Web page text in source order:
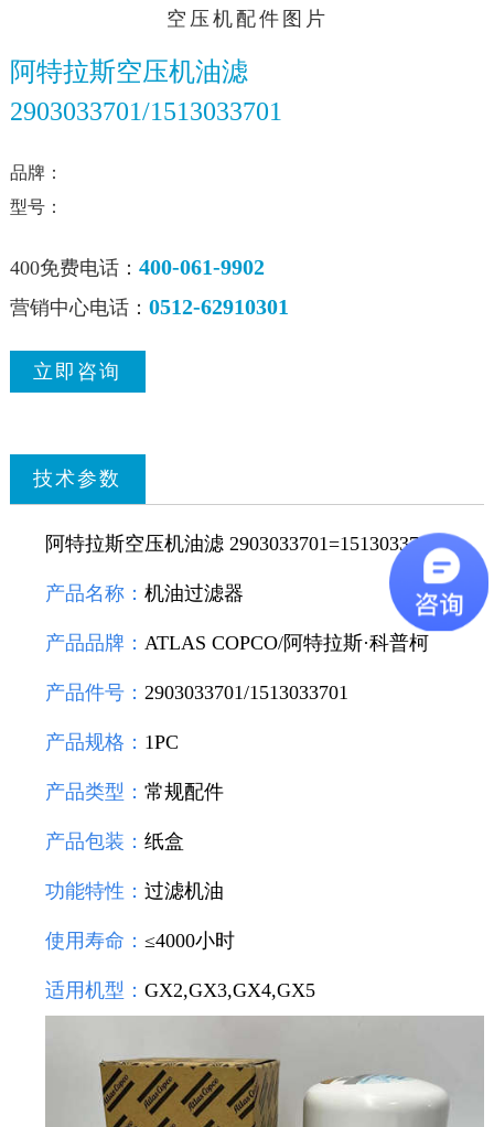
空压机配件图片
阿特拉斯空压机油滤
2903033701/1513033701
品牌：
型号：
400免费电话： 400-061-9902
营销中心电话： 0512-62910301
立即咨询
技术参数
阿特拉斯空压机油滤 2903033701=1513033701
产品名称： 机油过滤器
产品品牌： ATLAS COPCO/阿特拉斯·科普柯
产品件号： 2903033701/1513033701
产品规格： 1PC
产品类型： 常规配件
产品包装： 纸盒
功能特性： 过滤机油
使用寿命： ≤4000小时
适用机型： GX2,GX3,GX4,GX5